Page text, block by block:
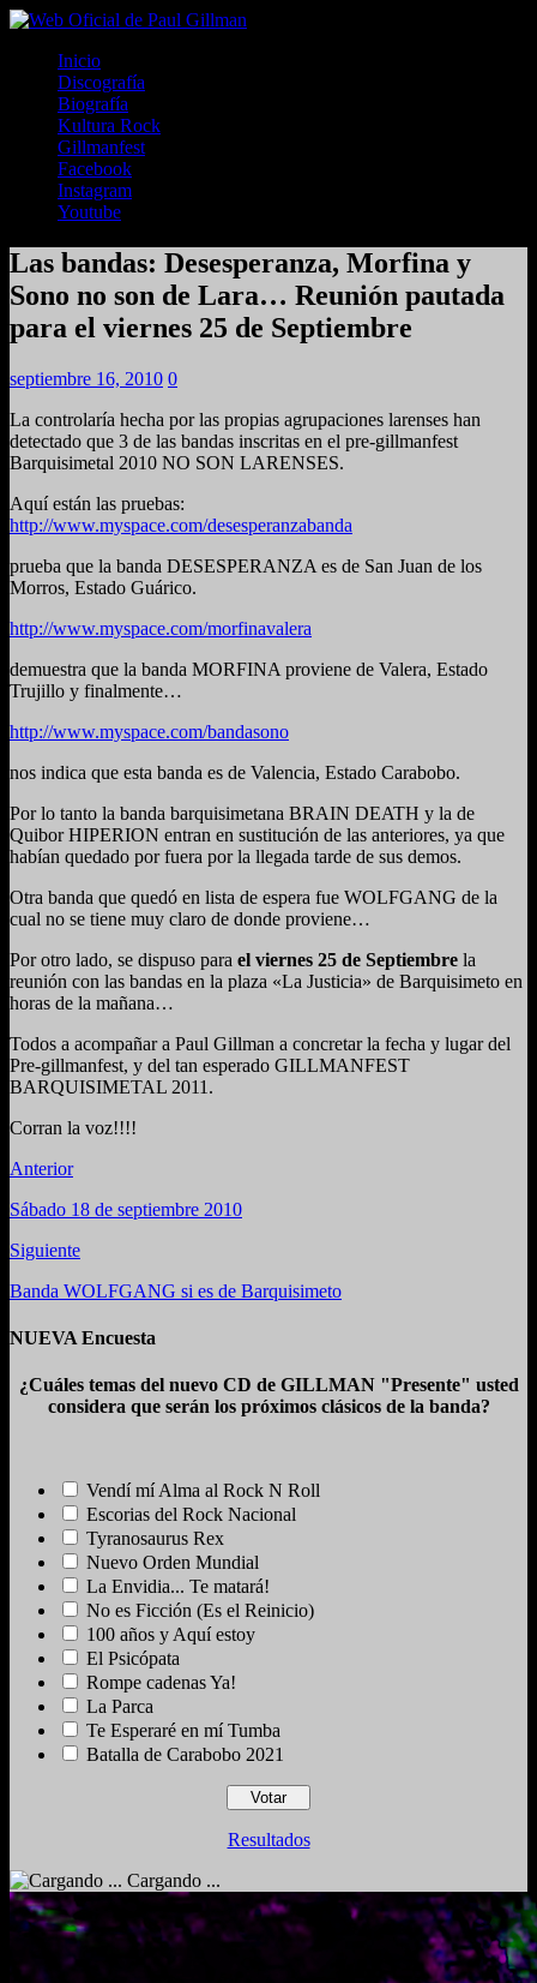
Inicio
Discografía
Biografía
Kultura Rock
Gillmanfest
Facebook
Instagram
Youtube
Las bandas: Desesperanza, Morfina y
Sono no son de Lara… Reunión pautada
para el viernes 25 de Septiembre
septiembre 16, 2010 0
La controlaría hecha por las propias agrupaciones larenses han
detectado que 3 de las bandas inscritas en el pre-gillmanfest
Barquisimetal 2010 NO SON LARENSES.
Aquí están las pruebas:
http://www.myspace.com/desesperanzabanda
prueba que la banda DESESPERANZA es de San Juan de los
Morros, Estado Guárico.
http://www.myspace.com/morfinavalera
demuestra que la banda MORFINA proviene de Valera, Estado
Trujillo y finalmente…
http://www.myspace.com/bandasono
nos indica que esta banda es de Valencia, Estado Carabobo.
Por lo tanto la banda barquisimetana BRAIN DEATH y la de
Quibor HIPERION entran en sustitución de las anteriores, ya que
habían quedado por fuera por la llegada tarde de sus demos.
Otra banda que quedó en lista de espera fue WOLFGANG de la
cual no se tiene muy claro de donde proviene…
Por otro lado, se dispuso para el viernes 25 de Septiembre la
reunión con las bandas en la plaza «La Justicia» de Barquisimeto en
horas de la mañana…
Todos a acompañar a Paul Gillman a concretar la fecha y lugar del
Pre-gillmanfest, y del tan esperado GILLMANFEST
BARQUISIMETAL 2011.
Corran la voz!!!!
Anterior
Sábado 18 de septiembre 2010
Siguiente
Banda WOLFGANG si es de Barquisimeto
NUEVA Encuesta
¿Cuáles temas del nuevo CD de GILLMAN "Presente" usted
considera que serán los próximos clásicos de la banda?
Vendí mí Alma al Rock N Roll
Escorias del Rock Nacional
Tyranosaurus Rex
Nuevo Orden Mundial
La Envidia... Te matará!
No es Ficción (Es el Reinicio)
100 años y Aquí estoy
El Psicópata
Rompe cadenas Ya!
La Parca
Te Esperaré en mí Tumba
Batalla de Carabobo 2021
Resultados
Cargando ...